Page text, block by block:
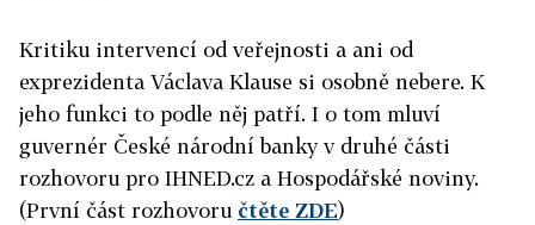
Kritiku intervencí od veřejnosti a ani od
exprezidenta Václava Klause si osobně nebere. K
jeho funkci to podle něj patří. I o tom mluví
guvernér České národní banky v druhé části
rozhovoru pro IHNED.cz a Hospodářské noviny.
(První část rozhovoru čtěte ZDE)